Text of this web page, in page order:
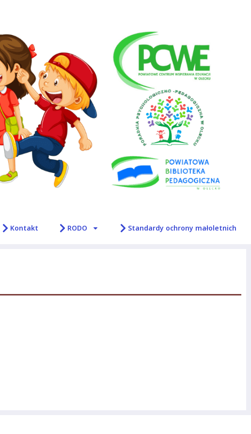
Kontakt RODO Standardy ochrony małoletnich